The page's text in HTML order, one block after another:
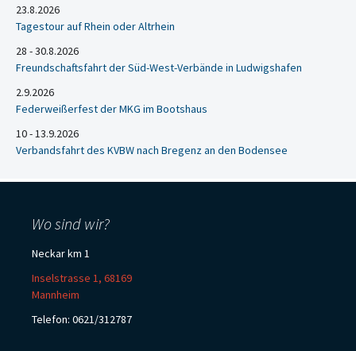
23.8.2026
Tagestour auf Rhein oder Altrhein
28 - 30.8.2026
Freundschaftsfahrt der Süd-West-Verbände in Ludwigshafen
2.9.2026
Federweißerfest der MKG im Bootshaus
10 - 13.9.2026
Verbandsfahrt des KVBW nach Bregenz an den Bodensee
Wo sind wir?
Neckar km 1
Inselstrasse 1, 68169
Mannheim
Telefon: 0621/312787